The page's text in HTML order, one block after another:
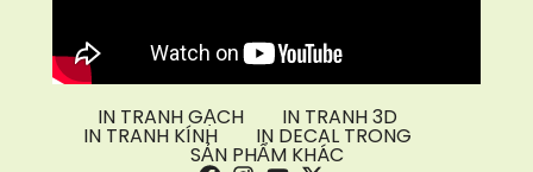
IN TRANH GẠCH IN TRANH 3D
IN TRANH KÍNH IN DECAL TRONG
SẢN PHẨM KHÁC